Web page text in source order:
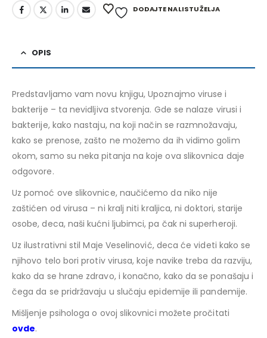
DODAJTE NA LISTU ŽELJA
OPIS
Predstavljamo vam novu knjigu, Upoznajmo viruse i
bakterije – ta nevidljiva stvorenja. Gde se nalaze virusi i
bakterije, kako nastaju, na koji način se razmnožavaju,
kako se prenose, zašto ne možemo da ih vidimo golim
okom, samo su neka pitanja na koje ova slikovnica daje
odgovore.
Uz pomoć ove slikovnice, naučićemo da niko nije
zaštićen od virusa – ni kralj niti kraljica, ni doktori, starije
osobe, deca, naši kućni ljubimci, pa čak ni superheroji.
Uz ilustrativni stil Maje Veselinović, deca će videti kako se
njihovo telo bori protiv virusa, koje navike treba da razviju,
kako da se hrane zdravo, i konačno, kako da se ponašaju i
čega da se pridržavaju u slučaju epidemije ili pandemije.
Mišljenje psihologa o ovoj slikovnici možete pročitati
ovde.